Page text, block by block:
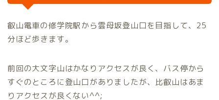
叡山電車の修学院駅から雲母坂登山口を目指して、25
分ほど歩きます。
前回の大文字山はかなりアクセスが良く、バス停から
すぐのところに登山口がありましたが、比叡山はあま
りアクセスが良くない^^;